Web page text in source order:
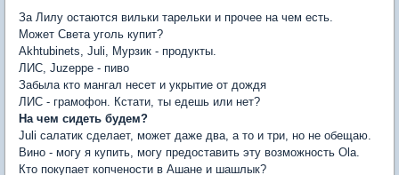
За Лилу остаются вильки тарельки и прочее на чем есть.
Может Света уголь купит?
Akhtubinets, Juli, Мурзик - продукты.
ЛИС, Juzeppe - пиво
Забыла кто мангал несет и укрытие от дождя
ЛИС - грамофон. Кстати, ты едешь или нет?
На чем сидеть будем?
Juli салатик сделает, может даже два, а то и три, но не обещаю.
Вино - могу я купить, могу предоставить эту возможность Ola.
Кто покупает копчености в Ашане и шашлык?